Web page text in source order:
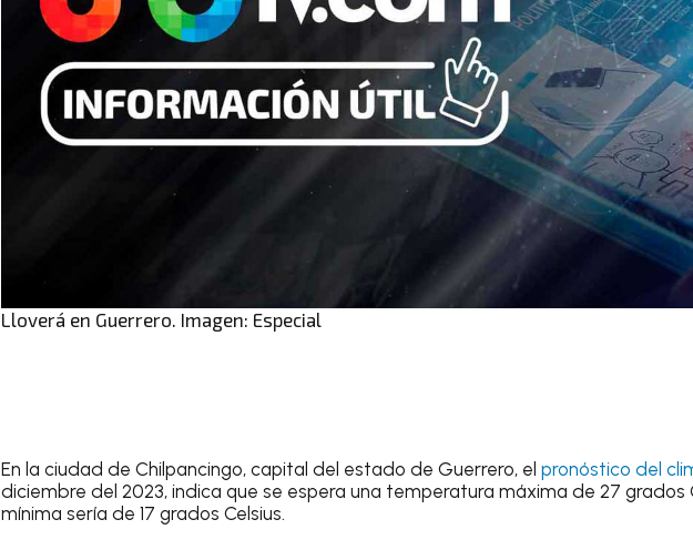
Lloverá en Guerrero. Imagen: Especial
En la ciudad de Chilpancingo, capital del estado de Guerrero, el pronóstico del
diciembre del 2023, indica que se espera una temperatura máxima de 27 grados
mínima sería de 17 grados Celsius.